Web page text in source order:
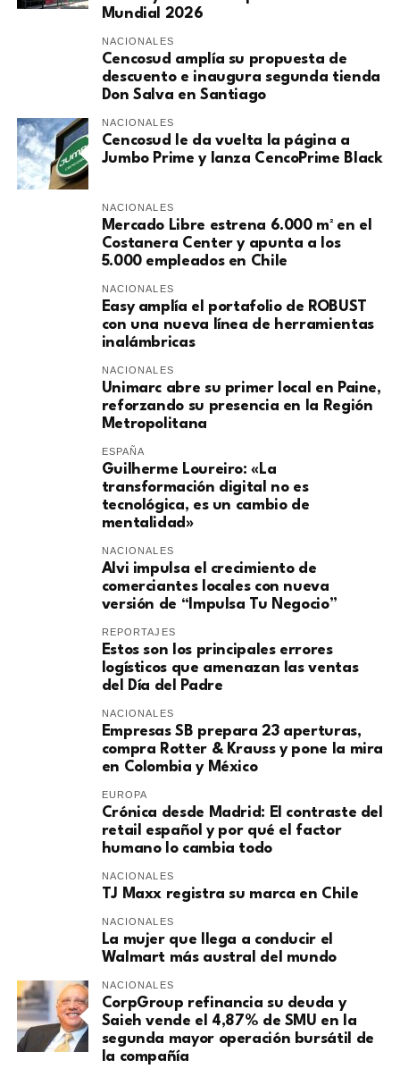
Mundial 2026
NACIONALES
Cencosud amplía su propuesta de
descuento e inaugura segunda tienda
Don Salva en Santiago
NACIONALES
Cencosud le da vuelta la página a
Jumbo Prime y lanza CencoPrime Black
NACIONALES
Mercado Libre estrena 6.000 m² en el
Costanera Center y apunta a los
5.000 empleados en Chile
NACIONALES
Easy amplía el portafolio de ROBUST
con una nueva línea de herramientas
inalámbricas
NACIONALES
Unimarc abre su primer local en Paine,
reforzando su presencia en la Región
Metropolitana
ESPAÑA
Guilherme Loureiro: «La
transformación digital no es
tecnológica, es un cambio de
mentalidad»
NACIONALES
Alvi impulsa el crecimiento de
comerciantes locales con nueva
versión de “Impulsa Tu Negocio”
REPORTAJES
Estos son los principales errores
logísticos que amenazan las ventas
del Día del Padre
NACIONALES
Empresas SB prepara 23 aperturas,
compra Rotter & Krauss y pone la mira
en Colombia y México
EUROPA
​Crónica desde Madrid: El contraste del
retail español y por qué el factor
humano lo cambia todo
NACIONALES
TJ Maxx registra su marca en Chile
NACIONALES
La mujer que llega a conducir el
Walmart más austral del mundo
NACIONALES
CorpGroup refinancia su deuda y
Saieh vende el 4,87% de SMU en la
segunda mayor operación bursátil de
la compañía